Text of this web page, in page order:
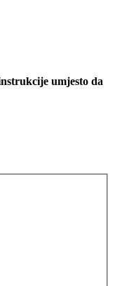
umjesto da